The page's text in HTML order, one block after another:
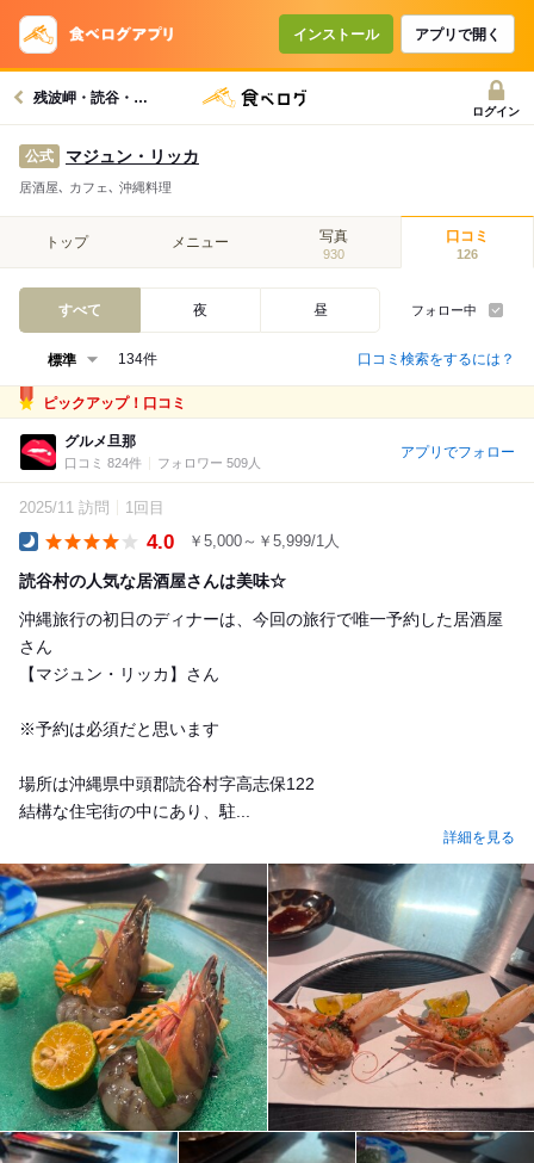
インストール アプリで開く
残波岬・読谷・北谷グルメへ
ログイン
公式 マジュン・リッカ
居酒屋､ カフェ､ 沖縄料理
トップ メニュー 写真
930
口コミ
126
すべて 夜 昼 フォロー中
134件 口コミ検索をするには？
ピックアップ！口コミ
グルメ旦那
口コミ 824件 フォロワー 509人
アプリでフォロー
2025/11 訪問 1回目
4.0 ￥5,000～￥5,999/1人
読谷村の人気な居酒屋さんは美味☆
沖縄旅行の初日のディナーは、今回の旅行で唯一予約した居酒屋
さん
【マジュン・リッカ】さん
※予約は必須だと思います
場所は沖縄県中頭郡読谷村字高志保122
結構な住宅街の中にあり、駐...
詳細を見る